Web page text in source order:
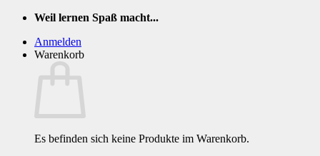
Zum
springen
Weil lernen Spaß macht...
Anmelden
Warenkorb
Es befinden sich keine Produkte im Warenkorb.